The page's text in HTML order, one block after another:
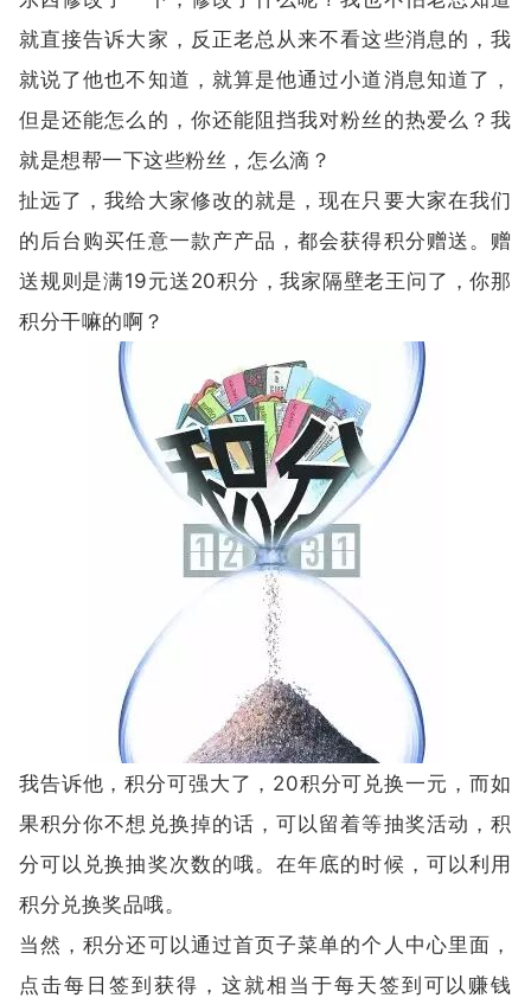
就直接告诉大家，反正老总从来不看这些消息的，我
就说了他也不知道，就算是他通过小道消息知道了，
但是还能怎么的，你还能阻挡我对粉丝的热爱么？我
就是想帮一下这些粉丝，怎么滴？
扯远了，我给大家修改的就是，现在只要大家在我们
的后台购买任意一款产产品，都会获得积分赠送。赠
送规则是满19元送20积分，我家隔壁老王问了，你那
积分干嘛的啊？
我告诉他，积分可强大了，20积分可兑换一元，而如
果积分你不想兑换掉的话，可以留着等抽奖活动，积
分可以兑换抽奖次数的哦。在年底的时候，可以利用
积分兑换奖品哦。
当然，积分还可以通过首页子菜单的个人中心里面，
点击每日签到获得，这就相当于每天签到可以赚钱